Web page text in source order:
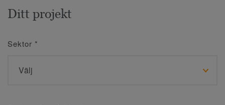
Ditt projekt
Sektor *